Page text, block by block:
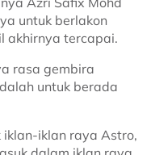
untuk berlakon
akhirnya tercapai.
rasa gembira
untuk berada
iklan-iklan raya Astro,